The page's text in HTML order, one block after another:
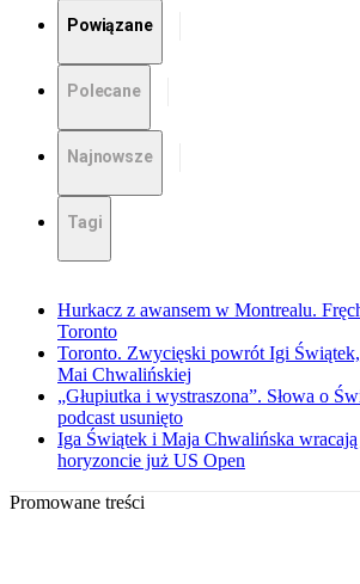
Powiązane
Polecane
Najnowsze
Tagi
Hurkacz z awansem w Montrealu.
Toronto
Toronto. Zwycięski powrót Igi
Mai Chwalińskiej
„Głupiutka i wystraszona”. Słowa o
podcast usunięto
Iga Świątek i Maja Chwalińska
horyzoncie już US Open
Promowane treści